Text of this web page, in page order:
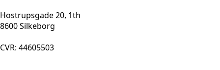
Hostrupsgade 20, 1th
8600 Silkeborg
CVR: 44605503